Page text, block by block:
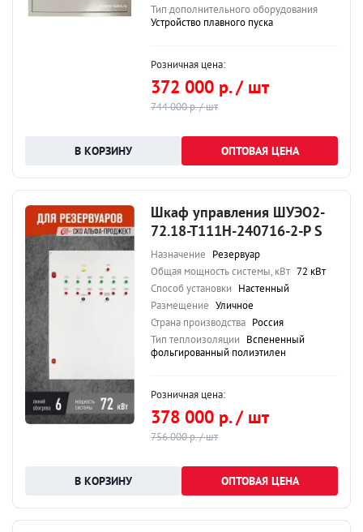
Тип дополнительного оборудования
Устройство плавного пуска
Розничная цена:
372 000 р. / шт
744 000 р. / шт
ОПТОВАЯ ЦЕНА
Шкаф управления ШУЭО2-
72.18-Т111Н-240716-2-Р S
Назначение Резервуар
Общая мощность системы, кВт 72 кВт
Способ установки Настенный
Размещение Уличное
Страна производства Россия
Тип теплоизоляции Вспененный
фольгированный полиэтилен
Розничная цена:
378 000 р. / шт
756 000 р. / шт
ОПТОВАЯ ЦЕНА